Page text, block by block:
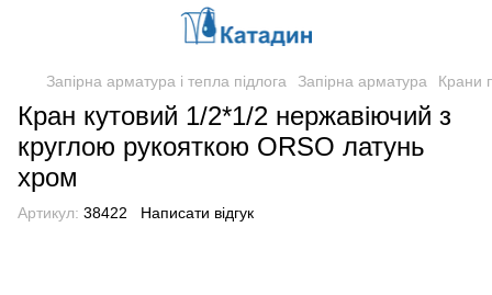
Запірна арматура і тепла підлога Запірна арматура Крани
Кран кутовий 1/2*1/2 нержавіючий з
круглою рукояткою ORSO латунь
хром
Артикул: 38422 Написати відгук